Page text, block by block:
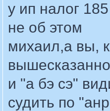
у ип налог
не об этом
михаил,а вы,
и "а бэ сэ"
судить по